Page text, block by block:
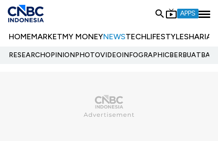
APPS
HOMEMARKETMY MONEYNEWSTECHLIFESTYLESHARIA
RESEARCHOPINIONPHOTOVIDEOINFOGRAPHIC